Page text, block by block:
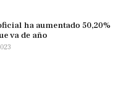
ha aumentado 50,20%
va de año